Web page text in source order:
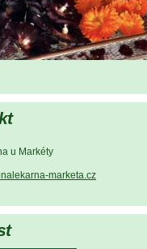
u Markéty
marketa.cz